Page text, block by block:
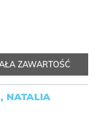
ZAWARTOŚĆ
NATALIA